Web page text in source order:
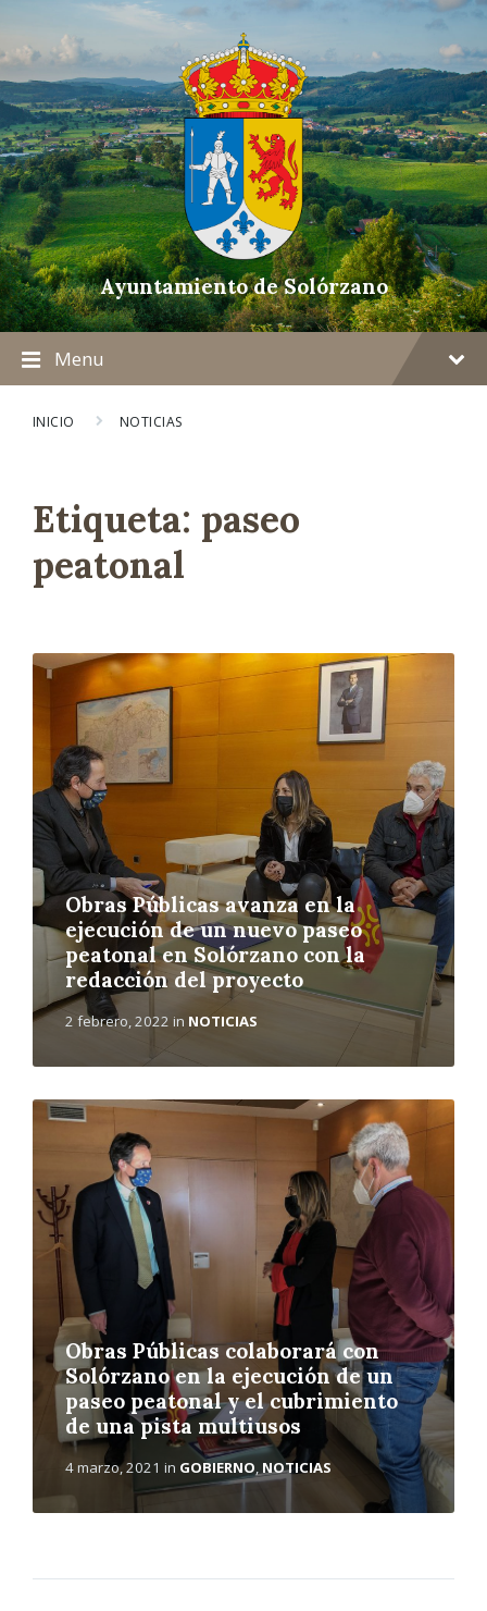
Ayuntamiento de Solórzano
Menu
INICIO NOTICIAS
Etiqueta: paseo
peatonal
Obras Públicas avanza en la
ejecución de un nuevo paseo
peatonal en Solórzano con la
redacción del proyecto
2 febrero, 2022 in NOTICIAS
L
Obras Públicas colaborará con
Solórzano en la ejecución de un
paseo peatonal y el cubrimiento
de una pista multiusos
4 marzo, 2021 in GOBIERNO, NOTICIAS
L
á
s